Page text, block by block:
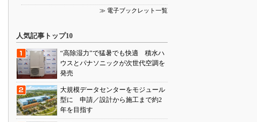
≫ 電子ブックレット一覧
人気記事トップ10
“高除湿力”で猛暑でも快適 積水ハ
ウスとパナソニックが次世代空調を
発売
大規模データセンターをモジュール
型に 申請／設計から施工まで約2
年を目指す